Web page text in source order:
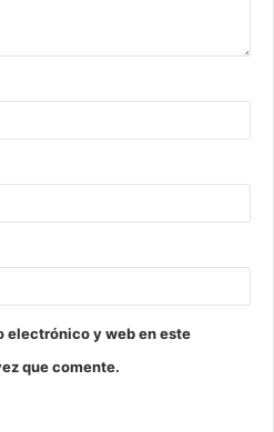
electrónico y web en este
que comente.